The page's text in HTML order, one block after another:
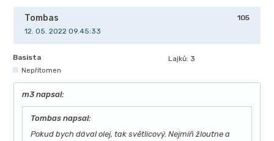
105
Tombas
12. 05. 2022 09.45:33
Basista
Nepřítomen
Lajků: 3
m3 napsal:
Tombas napsal:
Pokud bych dával olej, tak světlicový. Nejmíň žloutne a